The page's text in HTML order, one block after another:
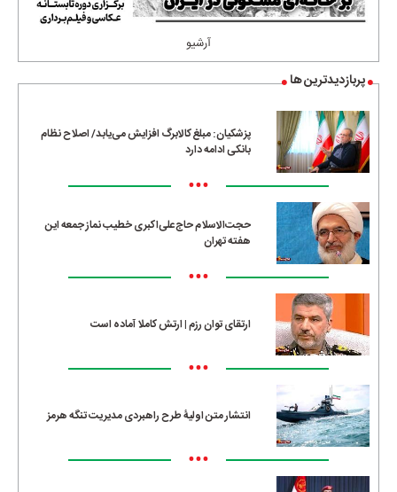
آرشیو
پربازدیدترین ها
پزشکیان: مبلغ کالابرگ افزایش می‌یابد/ اصلاح نظام
بانکی ادامه دارد
•••
حجت‌الاسلام حاج‌علی‌اکبری خطیب نماز جمعه این
هفته تهران
•••
ارتقای توان رزم | ارتش کاملا آماده است
•••
انتشار متن اولیۀ طرح راهبردی مدیریت تنگه هرمز
•••